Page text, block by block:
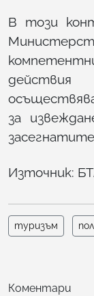
В този
за
Източник:
туризъм
Коментари